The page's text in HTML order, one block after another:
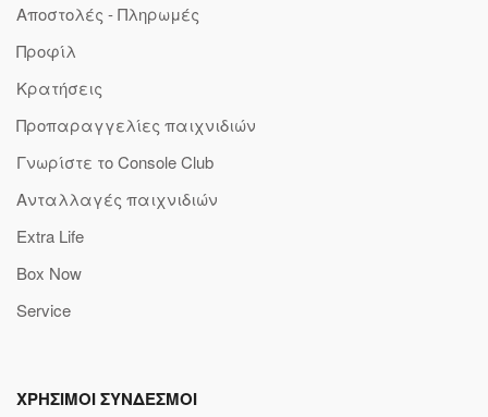
Αποστολές - Πληρωμές
Προφίλ
Κρατήσεις
Προπαραγγελίες παιχνιδιών
Γνωρίστε το Console Club
Ανταλλαγές παιχνιδιών
Extra Life
Box Now
Service
ΧΡΗΣΙΜΟΙ ΣΥΝΔΕΣΜΟΙ